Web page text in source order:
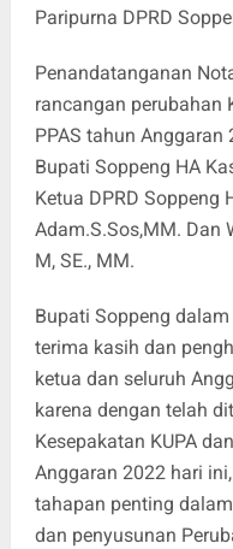
Paripurna DPRD
Penandatanganan
rancangan perubahan
PPAS tahun
Bupati Soppeng HA
Ketua DPRD Soppeng
Adam.S.Sos,MM. Dan
M, SE., MM.
Bupati Soppeng
terima kasih dan
ketua dan seluruh
karena dengan telah
Kesepakatan KUPA
Anggaran 2022 hari
tahapan penting
dan penyusunan